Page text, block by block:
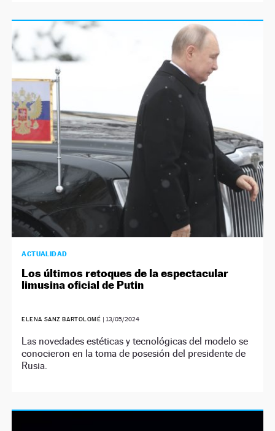
ACTUALIDAD
Los últimos retoques de la espectacular
limusina oficial de Putin
ELENA SANZ BARTOLOMÉ | 13/05/2024
Las novedades estéticas y tecnológicas del modelo se
conocieron en la toma de posesión del presidente de
Rusia.